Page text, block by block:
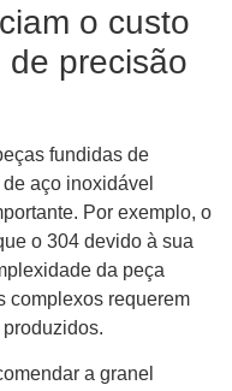
o custo
precisão
fundidas de
aço inoxidável
Por exemplo, o
o 304 devido à sua
da peça
complexos requerem
a granel